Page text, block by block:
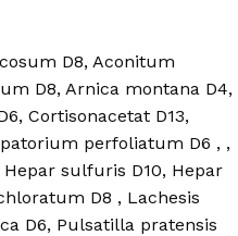
D8, Aconitum
D8, Arnica montana D4,
Cortisonacetat D13,
perfoliatum D6 , ,
sulfuris D10, Hepar
D8 , Lachesis
D6, Pulsatilla pratensis